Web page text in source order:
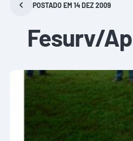
POSTADO EM 14 DEZ 2009
Fesurv/